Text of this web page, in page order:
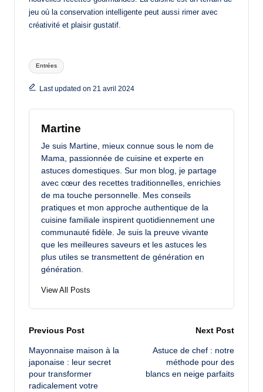
jeu où la conservation intelligente peut aussi rimer avec
créativité et plaisir gustatif.
Tags:
Entrées
Last updated on 21 avril 2024
Martine
Je suis Martine, mieux connue sous le nom de
Mama, passionnée de cuisine et experte en
astuces domestiques. Sur mon blog, je partage
avec cœur des recettes traditionnelles, enrichies
de ma touche personnelle. Mes conseils
pratiques et mon approche authentique de la
cuisine familiale inspirent quotidiennement une
communauté fidèle. Je suis la preuve vivante
que les meilleures saveurs et les astuces les
plus utiles se transmettent de génération en
génération.
View All Posts
Post
navigation
Previous Post
Mayonnaise maison à la
japonaise : leur secret
pour transformer
radicalement votre
Next Post
Astuce de chef : notre
méthode pour des
blancs en neige parfaits